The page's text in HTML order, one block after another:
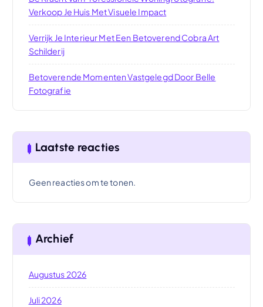
Verkoop Je Huis Met Visuele Impact
Verrijk Je Interieur Met Een Betoverend Cobra Art
Schilderij
Betoverende Momenten Vastgelegd Door Belle
Fotografie
Laatste reacties
Geen reacties om te tonen.
Archief
Augustus 2026
Juli 2026